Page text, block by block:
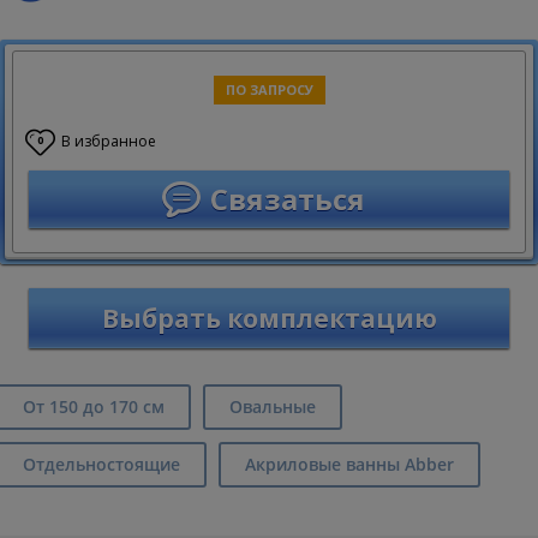
ПО ЗАПРОСУ
0 В избранное
Связаться
Выбрать комплектацию
От 150 до 170 см Овальные
Отдельностоящие Акриловые ванны Abber